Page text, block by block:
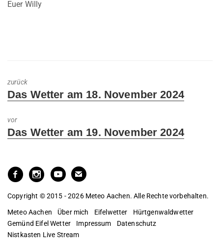
Euer Willy
zurück
Previous
Das Wetter am 18. November 2024
vor
Next
Das Wetter am 19. November 2024
Copyright © 2015 - 2026 Meteo Aachen. Alle Rechte vorbehalten.
Meteo Aachen Über mich Eifelwetter
Hürtgenwaldwetter
Gemünd Eifel Wetter
Impressum
Datenschutz
Nistkasten Live Stream